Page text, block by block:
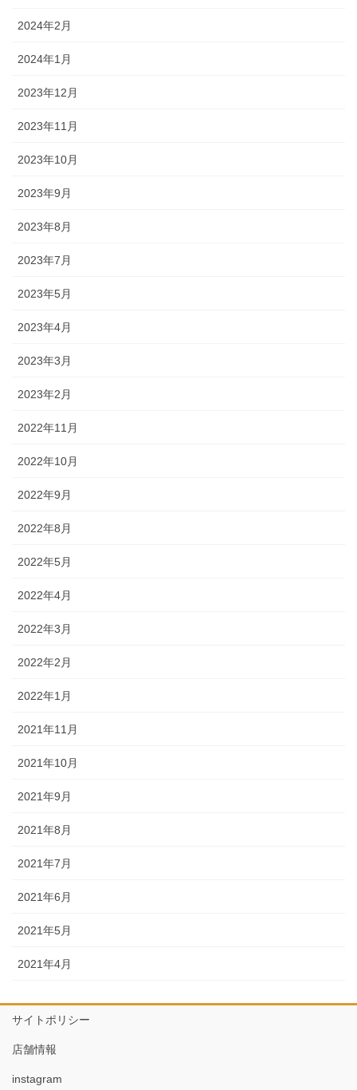
2024年2月
2024年1月
2023年12月
2023年11月
2023年10月
2023年9月
2023年8月
2023年7月
2023年5月
2023年4月
2023年3月
2023年2月
2022年11月
2022年10月
2022年9月
2022年8月
2022年5月
2022年4月
2022年3月
2022年2月
2022年1月
2021年11月
2021年10月
2021年9月
2021年8月
2021年7月
2021年6月
2021年5月
2021年4月
サイトポリシー
店舗情報
instagram